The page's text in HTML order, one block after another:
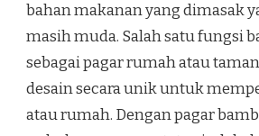
bahan makanan yang dimasak
masih muda. Salah satu fungsi
sebagai pagar rumah atau
desain secara unik untuk
atau rumah. Dengan pagar